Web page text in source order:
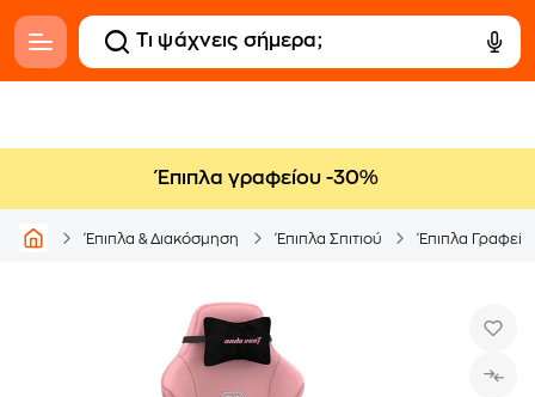
Έπιπλα γραφείου -30%
Έπιπλα & Διακόσμηση Έπιπλα Σπιτιού Έπιπλα